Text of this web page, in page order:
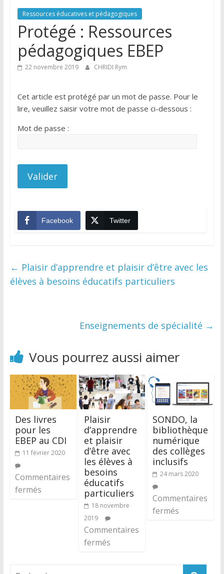
Ressources éducatives et pédagogiques
Protégé : Ressources
pédagogiques EBEP
22 novembre 2019 CHRIDI Rym
Cet article est protégé par un mot de passe. Pour le
lire, veuillez saisir votre mot de passe ci-dessous :
Mot de passe :
Facebook Twitter
← Plaisir d’apprendre et plaisir d’être avec les
élèves à besoins éducatifs particuliers
Enseignements de spécialité →
Vous pourrez aussi aimer
Des livres
pour les
EBEP au CDI
11 février 2020
Commentaires
fermés
Plaisir
d’apprendre
et plaisir
d’être avec
les élèves à
besoins
éducatifs
particuliers
18 novembre
2019
Commentaires
fermés
SONDO, la
bibliothèque
numérique
des collèges
inclusifs
24 mars 2020
Commentaires
fermés